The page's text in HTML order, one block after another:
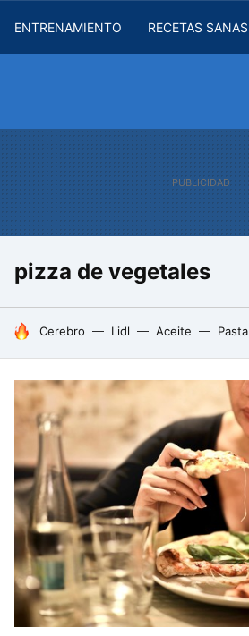
ENTRENAMIENTO RECETAS SANAS
pizza de vegetales
HOY SE HABLA DE
Cerebro Lidl Aceite Pasta